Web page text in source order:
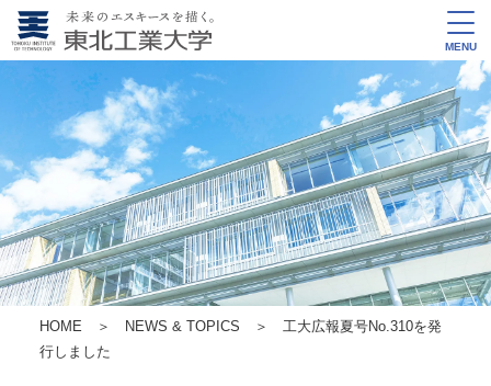
MENU
HOME ＞ NEWS & TOPICS ＞ 工大広報夏号No.310を発
行しました